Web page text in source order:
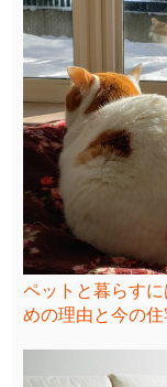
ペットと暮らす
めの理由と今の